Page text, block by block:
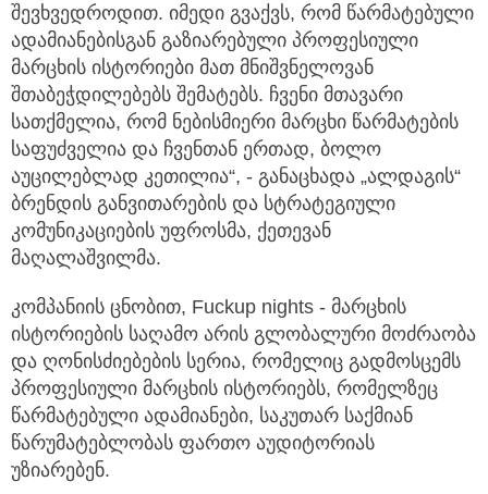
შევხვედროდით. იმედი გვაქვს, რომ წარმატებული
ადამიანებისგან გაზიარებული პროფესიული
მარცხის ისტორიები მათ მნიშვნელოვან
შთაბეჭდილებებს შემატებს. ჩვენი მთავარი
სათქმელია, რომ ნებისმიერი მარცხი წარმატების
საფუძველია და ჩვენთან ერთად, ბოლო
აუცილებლად კეთილია“, - განაცხადა „ალდაგის“
ბრენდის განვითარების და სტრატეგიული
კომუნიკაციების უფროსმა, ქეთევან
მაღალაშვილმა.
კომპანიის ცნობით, Fuckup nights - მარცხის
ისტორიების საღამო არის გლობალური მოძრაობა
და ღონისძიებების სერია, რომელიც გადმოსცემს
პროფესიული მარცხის ისტორიებს, რომელზეც
წარმატებული ადამიანები, საკუთარ საქმიან
წარუმატებლობას ფართო აუდიტორიას
უზიარებენ.